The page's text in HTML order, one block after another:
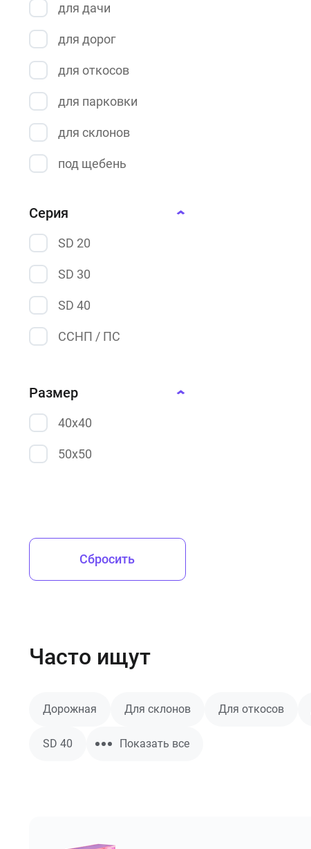
для дачи
для дорог
для откосов
для парковки
для склонов
под щебень
Серия
SD 20
SD 30
SD 40
ССНП / ПС
Размер
40х40
50х50
Сбросить
Часто ищут
Дорожная Для склонов Для откосов
SD 40 Показать все